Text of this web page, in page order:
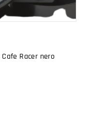
Racer nero